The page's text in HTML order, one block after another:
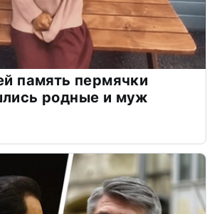
память пермячки
родные и муж